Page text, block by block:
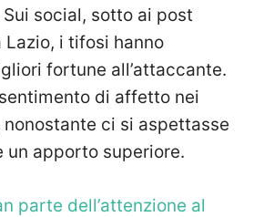
social, sotto ai post
i tifosi hanno
fortune all’attaccante.
di affetto nei
ci si aspettasse
un apporto superiore.
parte dell’attenzione al